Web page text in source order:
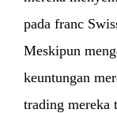
pada franc
Meskipun
keuntungan
trading mereka